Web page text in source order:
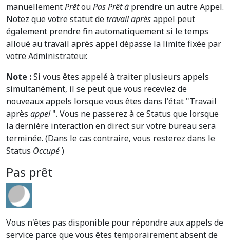
manuellementPrêtouPas Prêt à prendre un autre Appel.
Notez que votre statut detravail aprèsappel peut
également prendre fin automatiquement si le temps
alloué au travail après appel dépasse la limite fixée par
votre Administrateur.
Note :Si vous êtes appelé à traiter plusieurs appels
simultanément, il se peut que vous receviez de
nouveaux appels lorsque vous êtes dans l'état "Travail
après appel". Vous ne passerez à ce Status que lorsque
la dernière interaction en direct sur votre bureau sera
terminée. (Dans le cas contraire, vous resterez dans le
Status Occupé)
Pas prêt
Vous n'êtes pas disponible pour répondre aux appels de
service parce que vous êtes temporairement absent de